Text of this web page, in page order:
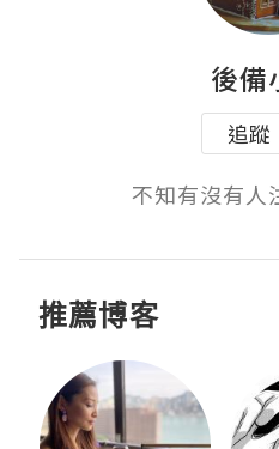
後備
追蹤
不知有沒有人
推薦博客